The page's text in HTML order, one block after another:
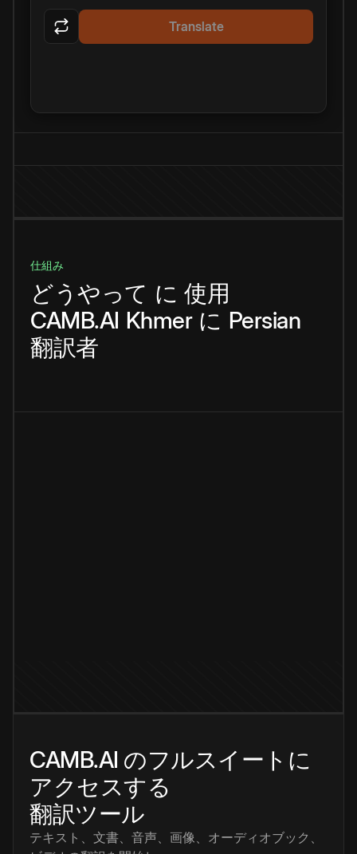
Translate
仕組み
どうやって に 使用
CAMB.AI Khmer に Persian
翻訳者
CAMB.AI のフルスイートに
アクセスする
翻訳ツール
テキスト、文書、音声、画像、オーディオブック、